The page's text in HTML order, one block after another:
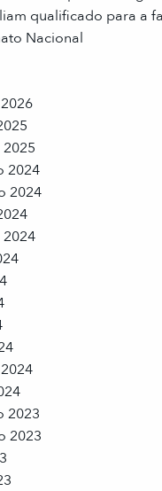
qualificado para a
Nacional
2024
2024
2023
2023